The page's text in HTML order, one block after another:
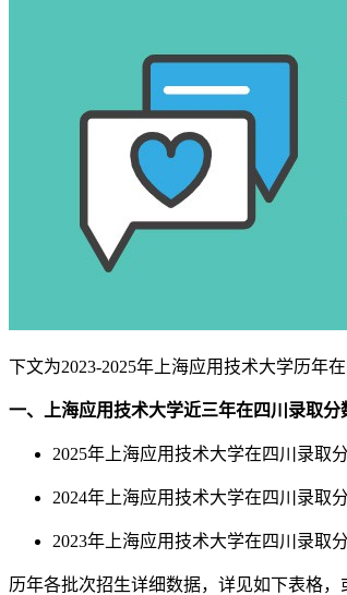
下文为2023-2025年上海应用技术大学历年
一、上海应用技术大学近三年在四川录取分
2025年上海应用技术大学在四川录取
2024年上海应用技术大学在四川录取
2023年上海应用技术大学在四川录取
历年各批次招生详细数据，详见如下表格，